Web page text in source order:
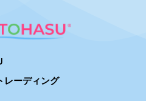
レーディング